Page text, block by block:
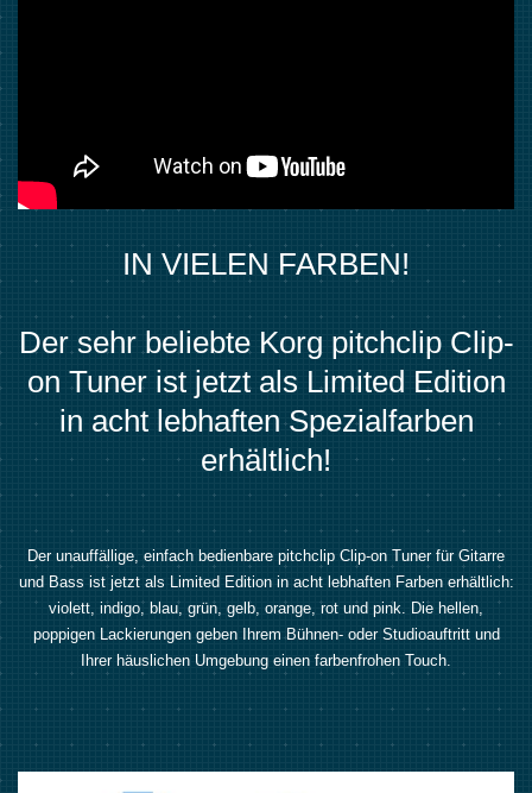
IN VIELEN FARBEN!
Der sehr beliebte Korg pitchclip Clip-
on Tuner ist jetzt als Limited Edition
in acht lebhaften Spezialfarben
erhältlich!
Der unauffällige, einfach bedienbare pitchclip Clip-on Tuner für Gitarre
und Bass ist jetzt als Limited Edition in acht lebhaften Farben erhältlich:
violett, indigo, blau, grün, gelb, orange, rot und pink. Die hellen,
poppigen Lackierungen geben Ihrem Bühnen- oder Studioauftritt und
Ihrer häuslichen Umgebung einen farbenfrohen Touch.